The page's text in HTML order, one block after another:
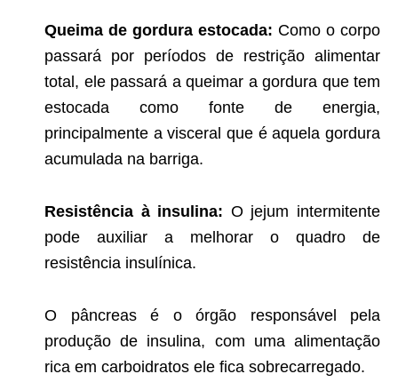
Queima de gordura estocada: Como o corpo
passará por períodos de restrição alimentar
total, ele passará a queimar a gordura que tem
estocada como fonte de energia,
principalmente a visceral que é aquela gordura
acumulada na barriga.
Resistência à insulina: O jejum intermitente
pode auxiliar a melhorar o quadro de
resistência insulínica.
O pâncreas é o órgão responsável pela
produção de insulina, com uma alimentação
rica em carboidratos ele fica sobrecarregado.